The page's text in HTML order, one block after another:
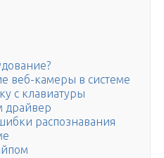
веб-камеры в системе
с клавиатуры
драйвер
распознавания